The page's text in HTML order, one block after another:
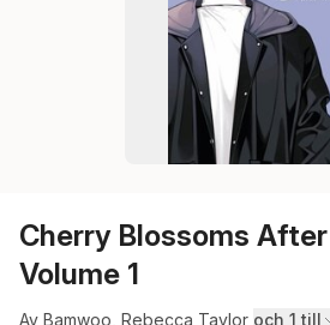
Cherry Blossoms
Volume 1
Av Bamwoo Rebecca Taylor och 1 till